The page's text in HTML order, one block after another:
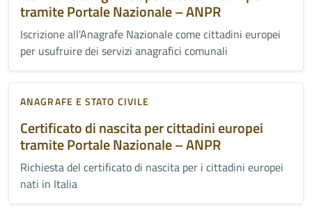
tramite Portale Nazionale – ANPR
Iscrizione all'Anagrafe Nazionale come cittadini europei
per usufruire dei servizi anagrafici comunali
ANAGRAFE E STATO CIVILE
Certificato di nascita per cittadini europei
tramite Portale Nazionale – ANPR
Richiesta del certificato di nascita per i cittadini europei
nati in Italia